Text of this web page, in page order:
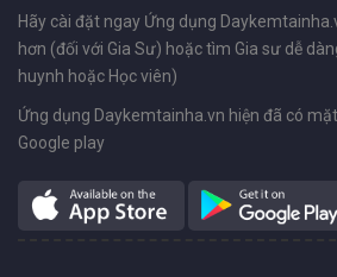
Hãy cài đặt ngay Ứng dụng
hơn (đối với Gia Sư) hoặc tìm Gia sư dễ
huynh hoặc Học viên)
Ứng dụng Daykemtainha.vn hiện đã có
Google play